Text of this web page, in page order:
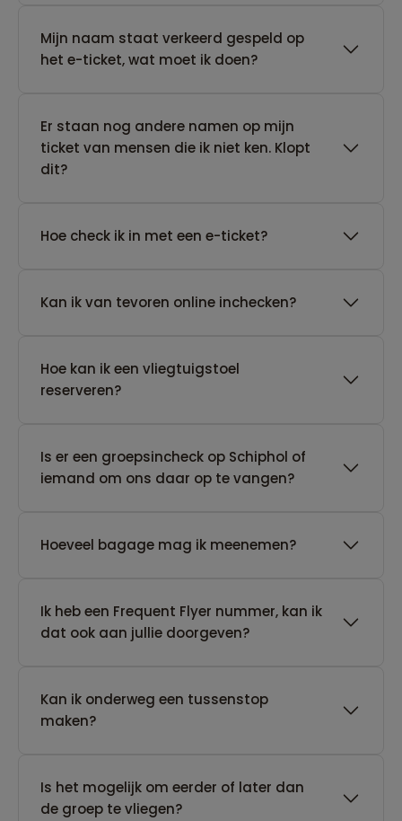
Mijn naam staat verkeerd gespeld op
het e-ticket, wat moet ik doen?
Er staan nog andere namen op mijn
ticket van mensen die ik niet ken. Klopt
dit?
Hoe check ik in met een e-ticket?
Kan ik van tevoren online inchecken?
Hoe kan ik een vliegtuigstoel
reserveren?
Is er een groepsincheck op Schiphol of
iemand om ons daar op te vangen?
Hoeveel bagage mag ik meenemen?
Ik heb een Frequent Flyer nummer, kan ik
dat ook aan jullie doorgeven?
Kan ik onderweg een tussenstop
maken?
Is het mogelijk om eerder of later dan
de groep te vliegen?